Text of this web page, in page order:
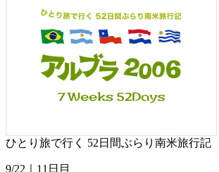
ひとり旅で行く 52日間ぶらり南米旅行記
9/22｜11日目